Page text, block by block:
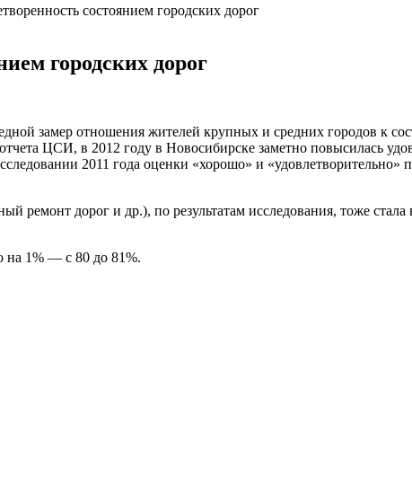
состоянием городских дорог
городских дорог
замер отношения жителей крупных и средних городов к
ЦСИ, в 2012 году в Новосибирске заметно повысилась
2011 года оценки «хорошо» и
ремонт дорог и др.), по результатам исследования, тоже
на 1% — с 80 до 81%.